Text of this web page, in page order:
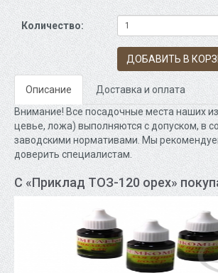
Количество:
ДОБАВИТЬ В
Описание
Доставка и оплата
Внимание! Все посадочные места наших
цевье, ложа) выполняются с допуском, в
заводскими нормативами. Мы
доверить специалистам.
С «Приклад ТОЗ-120 орех»